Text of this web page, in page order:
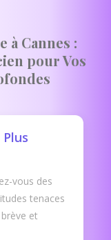
à Cannes :
pour Vos
vous des
tenaces
et